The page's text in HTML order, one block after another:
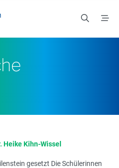
Heike Kihn-Wissel
gesetzt Die Schülerinnen